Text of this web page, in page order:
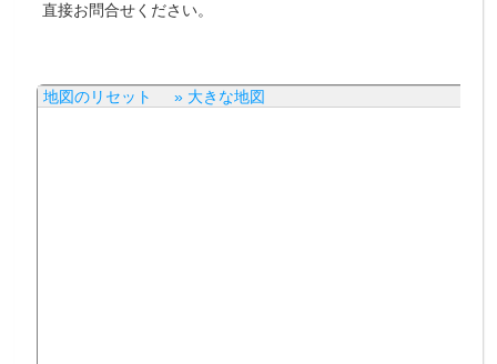
直接お問合せください。
地図のリセット » 大きな地図